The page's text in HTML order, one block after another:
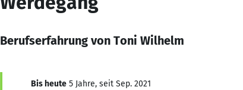
Berufserfahrung von Toni Wilhelm
Bis heute 5 Jahre, seit Sep. 2021